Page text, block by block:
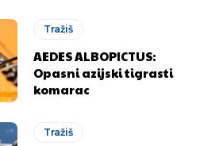
Tražiš
AEDES ALBOPICTUS:
Opasni azijski tigrasti
komarac
Tražiš